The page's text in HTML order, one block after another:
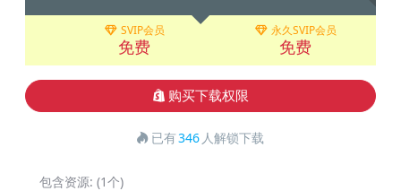
SVIP会员
免费
永久SVIP会员
免费
购买下载权限
已有346 人解锁下载
包含资源: (1个)